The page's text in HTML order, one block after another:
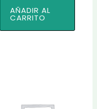
AÑADIR AL
CARRITO